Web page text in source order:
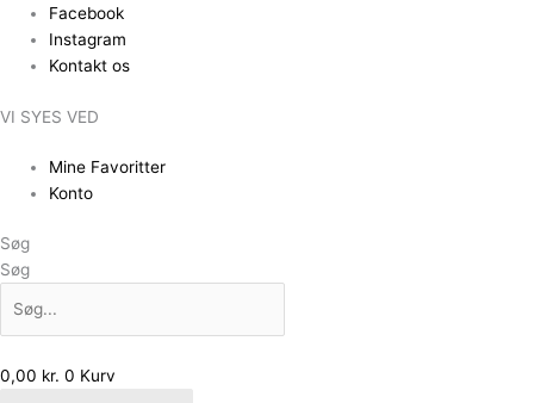
indholdet
Facebook
Instagram
Kontakt os
VI SYES VED
Mine Favoritter
Konto
Søg
Søg
0,00 kr. 0 Kurv